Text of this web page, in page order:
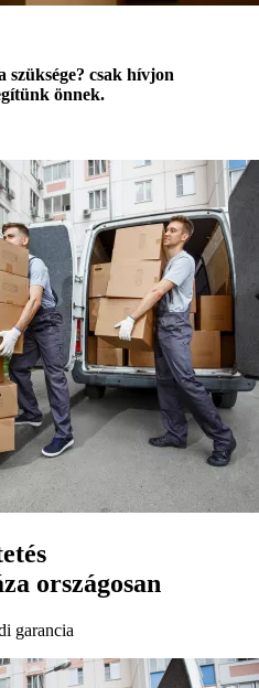
szüksége? csak hívjon
önnek.
országosan
garancia